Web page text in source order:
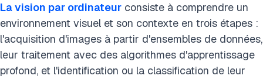
La vision par ordinateur consiste à comprendre un
environnement visuel et son contexte en trois étapes :
l'acquisition d'images à partir d'ensembles de données,
leur traitement avec des algorithmes d'apprentissage
profond, et l'identification ou la classification de leur